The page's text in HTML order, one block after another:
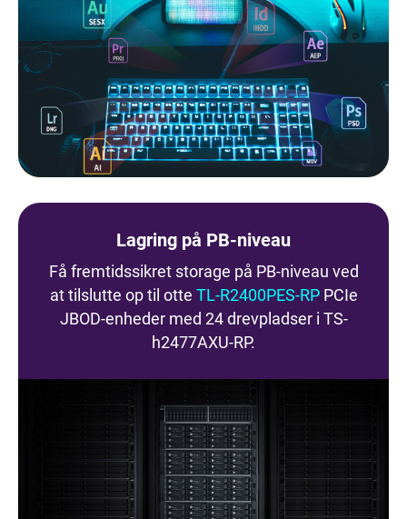
Lagring på PB-niveau
Få fremtidssikret storage på PB-niveau ved
at tilslutte op til otte TL-R2400PES-RPPCIe
JBOD-enheder med 24 drevpladser i TS-
h2477AXU-RP.